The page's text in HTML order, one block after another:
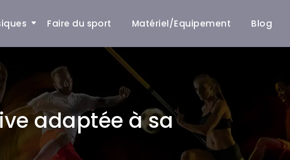
Faire du sport Matériel/Equipement Blog
adaptée à sa